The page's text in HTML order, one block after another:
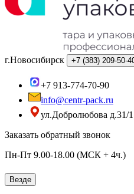
г.Новосибирск +7 (383) 209-50-
+7 913-774-70-90
info@centr-pack.ru
ул.Добролюбова д.31/1
Заказать обратный звонок
Пн-Пт 9.00-18.00 (МСК + 4ч.)
Везде